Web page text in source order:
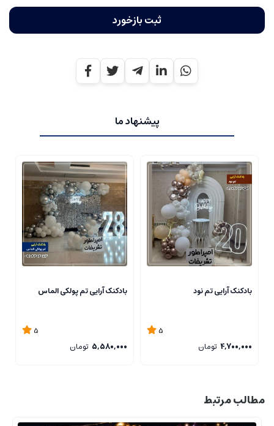
ثبت بازخورد
پیشنهاد ما
بادکنک آرایی تم نود
5
4,700,000 تومان
بادکنک آرایی تم پولکی الماس
5
5,580,000 تومان
مطالب مرتبط